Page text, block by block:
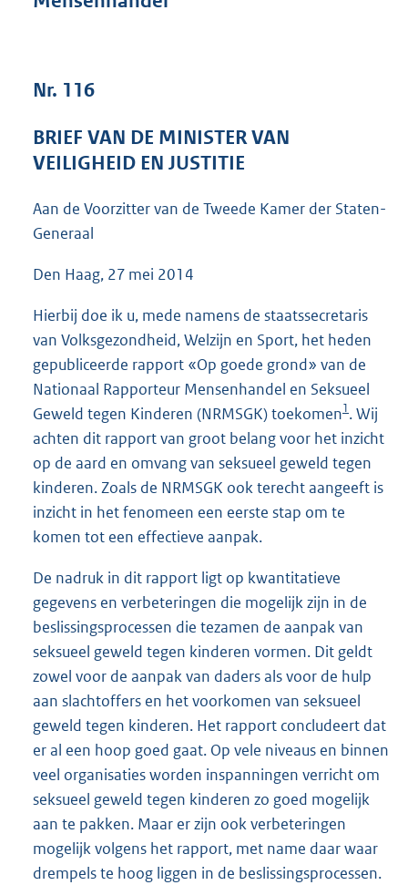
e
:
7
Nr. 116
BRIEF VAN DE MINISTER VAN
VEILIGHEID EN JUSTITIE
Aan de Voorzitter van de Tweede Kamer der Staten-
Generaal
Den Haag, 27 mei 2014
Hierbij doe ik u, mede namens de staatssecretaris
van Volksgezondheid, Welzijn en Sport, het heden
gepubliceerde rapport «Op goede grond» van de
Nationaal Rapporteur Mensenhandel en Seksueel
Geweld tegen Kinderen (NRMSGK) toekomen1. Wij
achten dit rapport van groot belang voor het inzicht
op de aard en omvang van seksueel geweld tegen
kinderen. Zoals de NRMSGK ook terecht aangeeft is
inzicht in het fenomeen een eerste stap om te
komen tot een effectieve aanpak.
De nadruk in dit rapport ligt op kwantitatieve
gegevens en verbeteringen die mogelijk zijn in de
beslissingsprocessen die tezamen de aanpak van
seksueel geweld tegen kinderen vormen. Dit geldt
zowel voor de aanpak van daders als voor de hulp
aan slachtoffers en het voorkomen van seksueel
geweld tegen kinderen. Het rapport concludeert dat
er al een hoop goed gaat. Op vele niveaus en binnen
veel organisaties worden inspanningen verricht om
seksueel geweld tegen kinderen zo goed mogelijk
aan te pakken. Maar er zijn ook verbeteringen
mogelijk volgens het rapport, met name daar waar
drempels te hoog liggen in de beslissingsprocessen.